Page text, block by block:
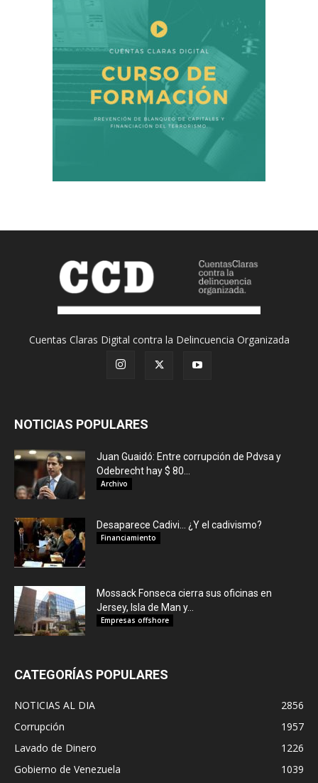
Cuentas Claras Digital contra la Delincuencia Organizada
NOTICIAS POPULARES
Juan Guaidó: Entre corrupción de Pdvsa y
Odebrecht hay $ 80...
Archivo
Desaparece Cadivi… ¿Y el cadivismo?
Financiamiento
Mossack Fonseca cierra sus oficinas en
Jersey, Isla de Man y...
Empresas offshore
CATEGORÍAS POPULARES
NOTICIAS AL DIA
2856
Corrupción
1957
Lavado de Dinero
1226
Gobierno de Venezuela
1039